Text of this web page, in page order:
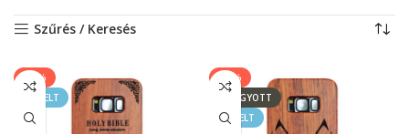
Szűrés / Keresés
-67%
KIEMELT
-67%
ELFOGYOTT
KIEMELT